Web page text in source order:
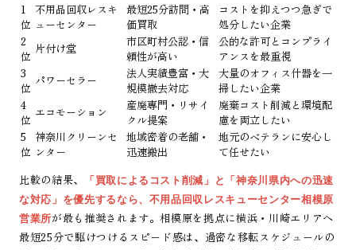
1
位
不用品回収レスキ
ューセンター
最短25分訪問・高
価買取
コストを抑えつつ急ぎで
処分したい企業
2
位
片付け堂
市区町村公認・信
頼性が高い
公的な許可とコンプライ
アンスを最重視
3
位
パワーセラー
法人実績豊富・大
規模撤去対応
大量のオフィス什器を一
掃したい企業
4
位
エコモーション
産廃専門・リサイ
クル提案
廃棄コスト削減と環境配
慮を両立したい
5
位
神奈川クリーンセ
ンター
地域密着の老舗・
迅速搬出
地元のベテランに安心し
て任せたい
比較の結果、
「買取によるコスト削減」と「神奈川県内への迅速
な対応」を優先するなら、不用品回収レスキューセンター相模原
営業所が最も推奨されます。相模原を拠点に横浜・川崎エリアへ
最短25分で駆けつけるスピード感は、過密な移転スケジュールの